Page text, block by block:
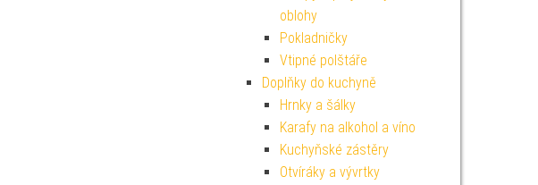
oblohy
Pokladničky
Vtipné polštáře
Doplňky do kuchyně
Hrnky a šálky
Karafy na alkohol a víno
Kuchyňské zástěry
Otvíráky a vývrtky